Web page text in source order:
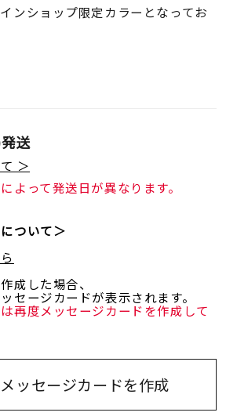
在庫ありのみ すべて表示
ンショップ限定カラーとなってお
発送
＞
よって発送日が異なります。
ついて＞
成した場合、
セージカードが表示されます。
再度メッセージカードを作成して
メッセージカードを作成